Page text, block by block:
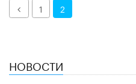
Назад1 2
НОВОСТИ